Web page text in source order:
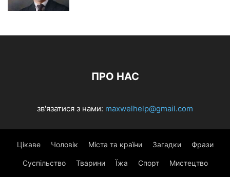
ПРО НАС
зв'язатися з нами: maxwelhelp@gmail.com
Цікаве Чоловік Міста та країни Загадки Фрази
Суспільство Тварини Їжа Спорт Мистецтво